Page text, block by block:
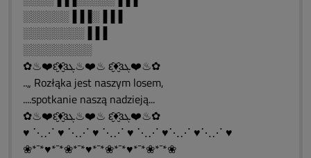
░░░░░░▐▐▐░▐▐▐
░░░░░░░░▐▐▐
░░░░░░░░░
✿♨❤️ԑ̮̑♦̮̑ɜܓ♨❤️♨ ԑ̮̑♦̮̑ɜܓ❤️♨✿
..„ Rozłąka jest naszym losem,
....spotkanie naszą nadzieją...
✿♨❤️ԑ̮̑♦̮̑ɜܓ♨❤️♨ ԑ̮̑♦̮̑ɜܓ❤️♨✿
♥ ⋱⋰ ♥ ⋱⋰ ♥ ⋱⋰ ♥ ⋱⋰ ♥⋱⋰ ♥⋱⋰ ♥
❀*¯*♥*¯*❀*¯*♥*¯*❀*¯*♥*¯*❀*¯*❀